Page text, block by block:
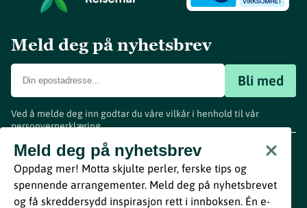
Meld deg på nyhetsbrev
Bli med
Ved å melde deg inn godtar du våre vilkår i henhold til vår
personvernerklæring.
Meld deg på nyhetsbrev
Oppdag mer! Motta skjulte perler, ferske tips og
spennende arrangementer. Meld deg på nyhetsbrevet
og få skreddersydd inspirasjon rett i innboksen. Én e-
www.visitvestfold.com
Turistinformasjon
Vestfold Fylkeskommune
ByBreakfast